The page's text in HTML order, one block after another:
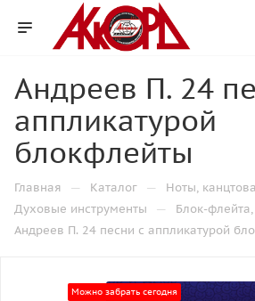
Андреев П. 24
аппликатурой
блокфлейты
Главная — Каталог — Ноты,
Духовые инструменты — Блок-
Андреев П. 24 песни с аппликатурой
Можно забрать сегодня